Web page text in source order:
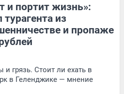
и портит жизнь»:
из
и пропаже
и грязь. Стоит ли ехать в
в Геленджике — мнение